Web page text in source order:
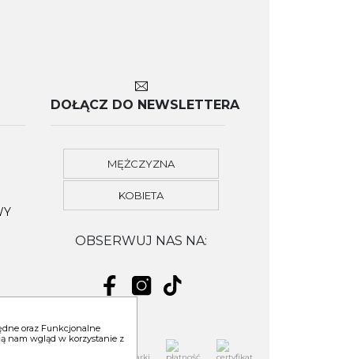
DOŁĄCZ DO NEWSLETTERA
MĘŻCZYZNA
KOBIETA
OBSERWUJ NAS NA:
oraz Funkcjonalne
nam wgląd w korzystanie z